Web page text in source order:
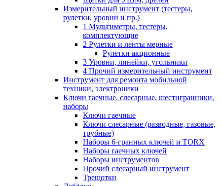
Измерительный инструмент (тестеры,
рулетки, уровни и пр.)
1 Мультиметры, тестеры,
комплектующие
2 Рулетки и ленты мерные
Рулетки акционные
3 Уровни, линейки, угольники
4 Прочий измерительный инструмент
Инструмент для ремонта мобильной
техники, электроники
Ключи гаечные, слесарные, шестигранники,
наборы
Ключи гаечные
Ключи слесарные (разводные, газовые,
трубные)
Наборы 6-гранных ключей и TORX
Наборы гаечных ключей
Наборы инструментов
Прочий слесарный инструмент
Трещотки